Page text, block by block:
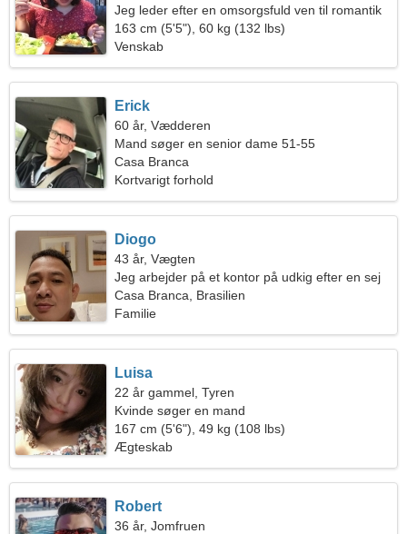
Jeg leder efter en omsorgsfuld ven til romantik
163 cm (5'5"), 60 kg (132 lbs)
Venskab
Erick
60 år, Vædderen
Mand søger en senior dame 51-55
Casa Branca
Kortvarigt forhold
Diogo
43 år, Vægten
Jeg arbejder på et kontor på udkig efter en sej
kvinde
Casa Branca, Brasilien
Familie
Luisa
22 år gammel, Tyren
Kvinde søger en mand
167 cm (5'6"), 49 kg (108 lbs)
Ægteskab
Robert
36 år, Jomfruen